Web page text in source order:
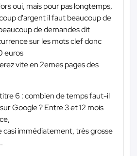
oui, mais pour pas longtemps,
d'argent il faut beaucoup de
de demandes dit
sur les mots clef donc
euros
vite en 2emes pages des
6 : combien de temps faut-il
Google ? Entre 3 et 12 mois
immédiatement, très grosse